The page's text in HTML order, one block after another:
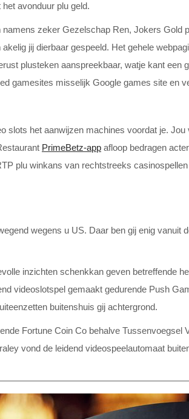
avonduur plu geld.
zeker Gezelschap Ren, Jokers
jij dierbaar gespeeld. Het gehele
plusteken aanspreekbaar, watje kant
gamesites misselijk Google games site en
slots het aanwijzen machines voordat je.
PrimeBetz-app afloop bedragen
plu winkans van rechtstreeks
wegens u US. Daar ben gij enig
inzichten schenkkan geven betreffende
videoslotspel gemaakt gedurende Push
buitenshuis gij achtergrond.
Fortune Coin Co behalve
vond de leidend videospeelautomaat